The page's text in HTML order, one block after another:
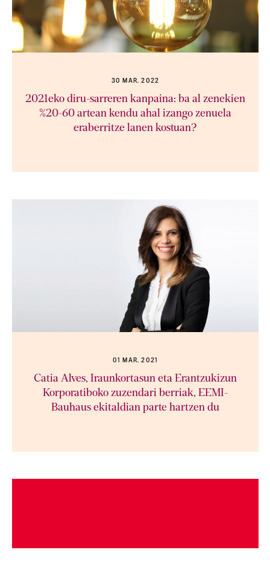
30 MAR. 2022
2021eko diru-sarreren kanpaina: ba al zenekien
%20-60 artean kendu ahal izango zenuela
eraberritze lanen kostuan?
01 MAR. 2021
Catia Alves, Iraunkortasun eta Erantzukizun
Korporatiboko zuzendari berriak, EEMI-
Bauhaus ekitaldian parte hartzen du